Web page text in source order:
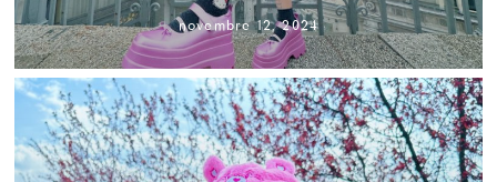
novembre 12, 2024